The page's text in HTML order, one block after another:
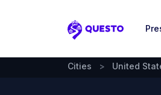
Questo
Cities > United